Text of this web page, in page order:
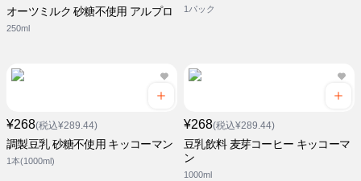
オーツミルク 砂糖不使用 アルプロ
250ml
1パック
¥268(税込¥289.44)
調製豆乳 砂糖不使用 キッコーマン
1本(1000ml)
¥268(税込¥289.44)
豆乳飲料 麦芽コーヒー キッコーマ
ン
1000ml